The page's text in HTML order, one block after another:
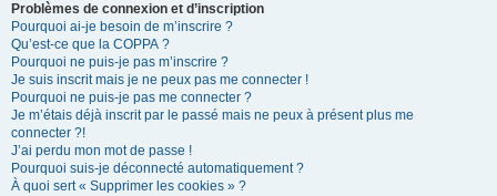
Problèmes de connexion et d’inscription
Pourquoi ai-je besoin de m’inscrire ?
Qu’est-ce que la COPPA ?
Pourquoi ne puis-je pas m’inscrire ?
Je suis inscrit mais je ne peux pas me connecter !
Pourquoi ne puis-je pas me connecter ?
Je m’étais déjà inscrit par le passé mais ne peux à présent plus me
connecter ?!
J’ai perdu mon mot de passe !
Pourquoi suis-je déconnecté automatiquement ?
À quoi sert « Supprimer les cookies » ?